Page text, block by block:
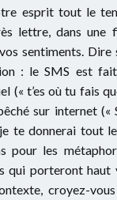
esprit tout le
lettre, dans une
sentiments. Dire
: le SMS est
(« t’es où tu fais
sur internet («
te donnerai tout
pour les
qui porteront haut
croyez-